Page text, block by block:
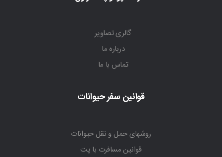
گالری تصاویر
درباره ما
تماس با ما
قوانین سفر حیوانات
روشهای حمل و نقل حیوانات
قوانین مسافرت با پت